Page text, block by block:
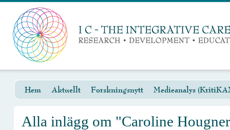
Hem Aktuellt Forskningsnytt Medieanalys
Alla inlägg om "Caroline